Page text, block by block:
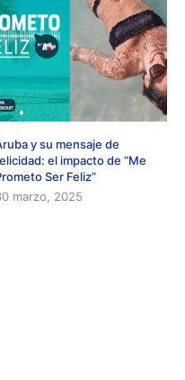
y su mensaje de
el impacto de “Me
Ser Feliz”
marzo, 2025